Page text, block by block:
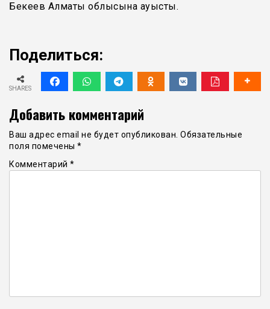
Бекеев Алматы облысына ауысты.
Поделиться:
SHARES
Добавить комментарий
Ваш адрес email не будет опубликован. Обязательные
поля помечены *
Комментарий *